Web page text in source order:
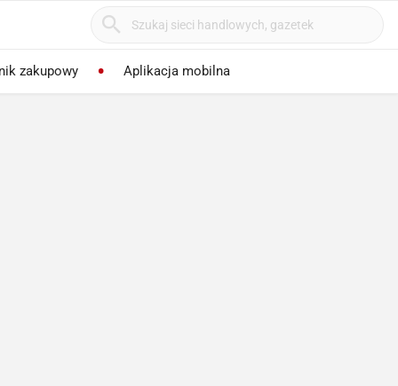
zakupowy Aplikacja mobilna